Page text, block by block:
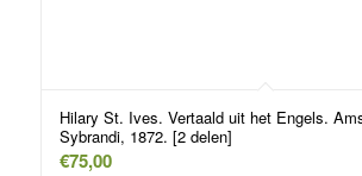
Hilary St. Ives. Vertaald uit het Engels.
Sybrandi, 1872. [2 delen]
€75,00